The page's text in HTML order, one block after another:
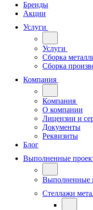
Бренды
Акции
Услуги
Услуги
Сборка
Сборка
Компания
Компания
О компании
Лицензии и
Документы
Реквизиты
Блог
Выполненные
Выполненные
Стеллажи